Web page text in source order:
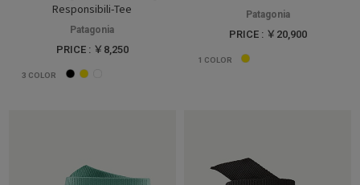
Responsibili-Tee
Patagonia
PRICE : ￥8,250
3 COLOR
Patagonia
PRICE : ￥20,900
1 COLOR